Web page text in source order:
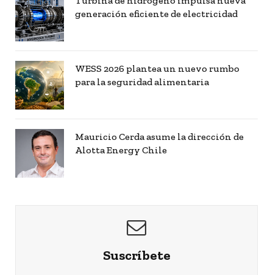
generación eficiente de electricidad
WESS 2026 plantea un nuevo rumbo
para la seguridad alimentaria
Mauricio Cerda asume la dirección de
Alotta Energy Chile
Suscríbete